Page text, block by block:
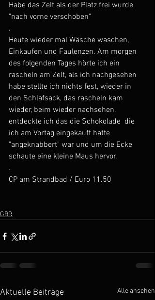
Habe das Zelt als der Platz frei wurde
"nach vorne verschoben"
.
Heute wieder mal Wäsche waschen,
Einkaufen und Faulenzen. Am morgen
des folgenden Tages hörte ich ein
rascheln am Zelt, als ich nachgesehen
habe stellte ich nichts fest, wieder in
den Schlafsack, das rascheln kam
wieder, beim wieder nachsehen,
entdeckte ich das die Schokolade  die
ich am Vortag eingekauft hatte
"angeknabbert" war und um die Ecke
schaute eine kleine Maus hervor.
.
CP am Strandbad / Euro 11.50
GBR
Aktuelle Beiträge Alle ansehen